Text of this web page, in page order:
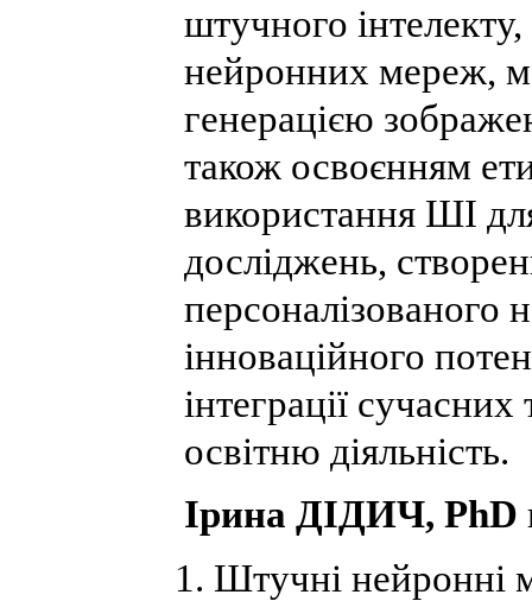
штучного
нейронних мереж,
генерацією
також освоєнням
використання ШІ
досліджень,
персоналізованого
інноваційного
інтеграції
освітню діяльність.
Ірина ДІДИЧ, PhD
Штучні нейронні